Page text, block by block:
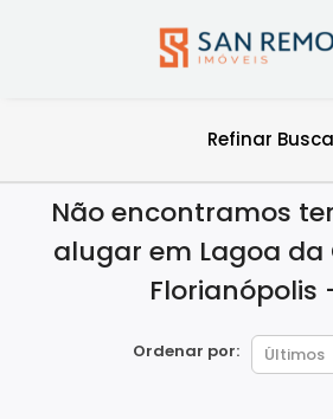
Refinar Busca
Não encontramos
alugar em Lagoa da
Florianópolis
Ordenar por: